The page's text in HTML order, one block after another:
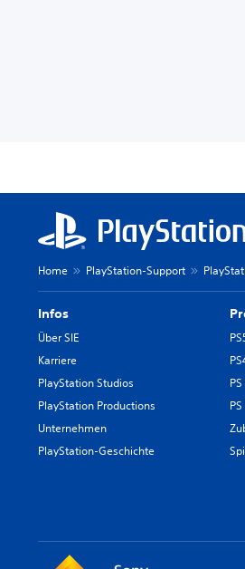
Home PlayStation-Support
Infos
Über SIE
Karriere
PlayStation Studios
PlayStation Productions
Unternehmen
PlayStation-Geschichte